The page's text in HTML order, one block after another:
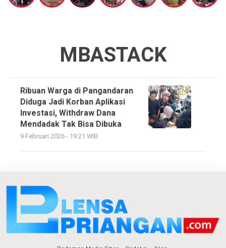
MBASTACK
Ribuan Warga di Pangandaran
Diduga Jadi Korban Aplikasi
Investasi, Withdraw Dana
Mendadak Tak Bisa Dibuka
9 Februari 2026 - 19:21 WIB